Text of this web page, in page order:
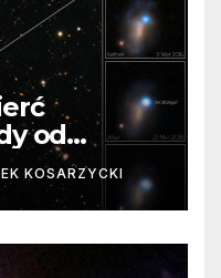
od
Niezwykle
KOSARZYCKI